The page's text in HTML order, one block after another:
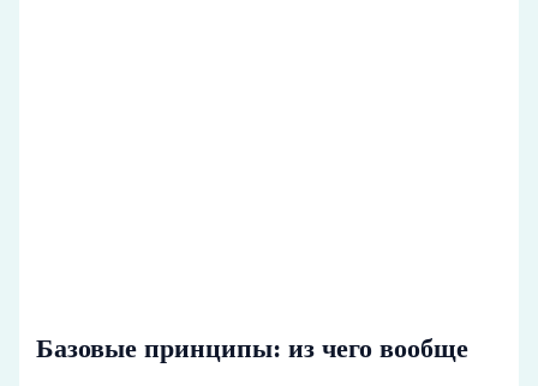
Базовые принципы: из чего вообще